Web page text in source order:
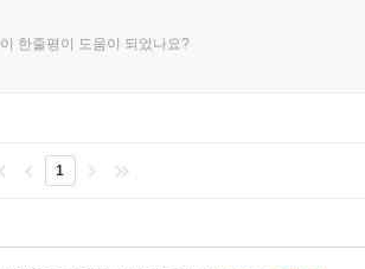
이 한줄평이 도움이 되었나요?
1